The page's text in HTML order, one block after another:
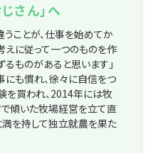
さん」へ
ことが、仕事を始めてか
えに従って一つのものを作
ものがあると思います」
にも慣れ、徐々に自信をつ
を買われ、2014年には牧
傾いた牧場経営を立て直
を持して独立就農を果た